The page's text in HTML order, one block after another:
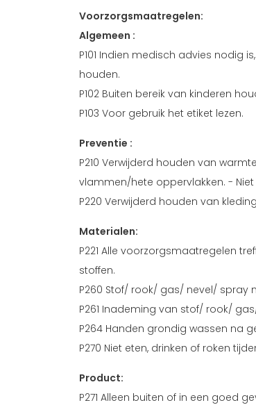
Voorzorgsmaatregelen:
Algemeen :
P101 Indien medisch advies nodig
houden.
P102 Buiten bereik van kinderen
P103 Voor gebruik het etiket lezen.
Preventie :
P210 Verwijderd houden van
vlammen/hete oppervlakken. - Niet
P220 Verwijderd houden van
Materialen:
P221 Alle voorzorgsmaatregelen
stoffen.
P260 Stof/ rook/ gas/ nevel/ spray
P261 Inademing van stof/ rook/
P264 Handen grondig wassen na
P270 Niet eten, drinken of roken
Product:
P271 Alleen buiten of in een goed